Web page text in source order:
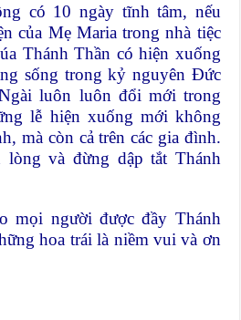
có 10 ngày tĩnh tâm, nếu
của Mẹ Maria trong nhà tiệc
Thánh Thần có hiện xuống
sống trong kỷ nguyên Đức
luôn luôn đổi mới trong
lễ hiện xuống mới không
mà còn cả trên các gia đình.
và đừng dập tắt Thánh
mọi người được đầy Thánh
hoa trái là niềm vui và ơn